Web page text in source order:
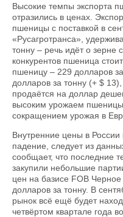
Высокие темпы экспорта
отразились в ценах.
пшеницы с поставкой в
«Русагротранса»,
тонну – речь идёт о зерне
конкурентов пшеница
пшеницу – 229 долларов
долларов за тонну (+ $
продаётся на доллар
высоким урожаем
сокращением урожая в
Внутренние цены в
падение, следует из
сообщает, что последние
закупили небольшие
цен на базисе FOB
долларов за тонну. В
рынок всё ещё будет
четвёртом квартале года